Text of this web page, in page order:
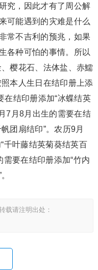
究，因此才有了周公解
可能遇到的灾难是什么
常不吉利的预兆，如果
各种可怕的事情。所以
樱花石、法体盐、赤鱬
本人生日在结印册上添
在结印册添加“冰蝶结英
7月8月出生的需要在结
团扇结印”。农历9月
千叶藤结英菊葵结英百
需要在结印册添加“竹内
载请注明出处：